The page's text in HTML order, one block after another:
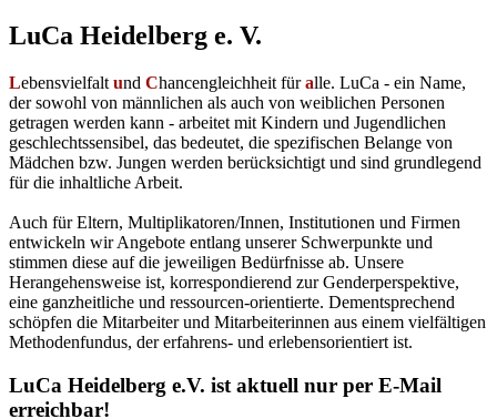
LuCa Heidelberg e. V.
Lebensvielfalt und Chancengleichheit füralle. LuCa - ein Name,
der sowohl von männlichen als auch von weiblichen Personen
getragen werden kann - arbeitet mit Kindern und Jugendlichen
geschlechtssensibel, das bedeutet, die spezifischen Belange von
Mädchen bzw. Jungen werden berücksichtigt und sind grundlegend
für die inhaltliche Arbeit.
Auch für Eltern, Multiplikatoren/Innen, Institutionen und Firmen
entwickeln wir Angebote entlang unserer Schwerpunkte und
stimmen diese auf die jeweiligen Bedürfnisse ab. Unsere
Herangehensweise ist, korrespondierend zur Genderperspektive,
eine ganzheitliche und ressourcen-orientierte. Dementsprechend
schöpfen die Mitarbeiter und Mitarbeiterinnen aus einem vielfältigen
Methodenfundus, der erfahrens- und erlebensorientiert ist.
LuCa Heidelberg e.V. ist aktuell nur per E-Mail
erreichbar!